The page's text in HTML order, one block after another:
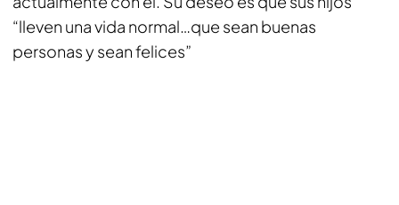
“lleven una vida normal…que sean buenas
personas y sean felices”